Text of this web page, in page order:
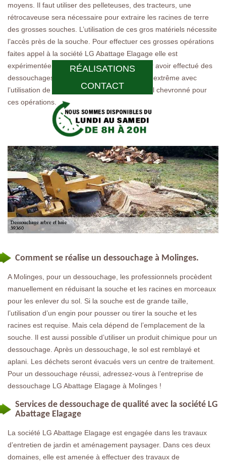
RÉALISATIONS
CONTACT
moyens. Il faut utiliser des pelleteuses, des tracteurs, une
rétrocaveuse sera nécessaire pour extraire les racines de terre
des grosses souches. L’utilisation de ces gros matériels nécessite
l’accès près de la souche. Pour effectuer ces grosses opérations
faites appel à la société LG Abattage Elagage elle est
expérimentée pour rallier ces opérations pour avoir effectué des
dessouchages qu’on peut considérer comme extrême avec
l’utilisation de treuil. Elle dispose du personnel chevronné pour
ces opérations.
Comment se réalise un dessouchage à Molinges.
A Molinges, pour un dessouchage, les professionnels procèdent
manuellement en réduisant la souche et les racines en morceaux
pour les enlever du sol. Si la souche est de grande taille,
l’utilisation d’un engin pour pousser ou tirer la souche et les
racines est requise. Mais cela dépend de l’emplacement de la
souche. Il est aussi possible d’utiliser un produit chimique pour un
dessouchage. Après un dessouchage, le sol est remblayé et
aplani. Les déchets seront évacués vers un centre de traitement.
Pour un dessouchage réussi, adressez-vous à l’entreprise de
dessouchage LG Abattage Elagage à Molinges !
Services de dessouchage de qualité avec la société LG
Abattage Elagage
La société LG Abattage Elagage est engagée dans les travaux
d’entretien de jardin et aménagement paysager. Dans ces deux
domaines, elle est amenée à effectuer des travaux de